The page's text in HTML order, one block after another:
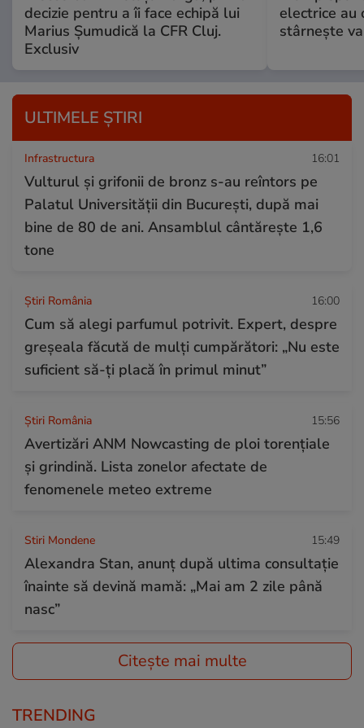
decizie pentru a îi face echipă lui
Marius Șumudică la CFR Cluj.
Exclusiv
electrice au
stârnește
ULTIMELE ȘTIRI
Infrastructura 16:01
Vulturul și grifonii de bronz s-au reîntors pe
Palatul Universității din București, după mai
bine de 80 de ani. Ansamblul cântărește 1,6
tone
Știri România 16:00
Cum să alegi parfumul potrivit. Expert, despre
greșeala făcută de mulți cumpărători: „Nu este
suficient să-ți placă în primul minut”
Știri România 15:56
Avertizări ANM Nowcasting de ploi torențiale
și grindină. Lista zonelor afectate de
fenomenele meteo extreme
Stiri Mondene 15:49
Alexandra Stan, anunț după ultima consultație
înainte să devină mamă: „Mai am 2 zile până
nasc”
Citește mai multe
TRENDING